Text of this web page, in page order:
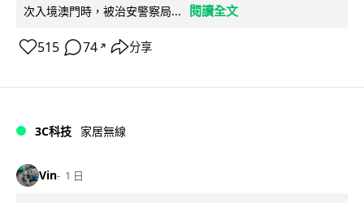
次入境澳門時，被治安警察局...
閱讀全文
515 74 ↗ 分享
3C科技 家居無線
Vin 1 日